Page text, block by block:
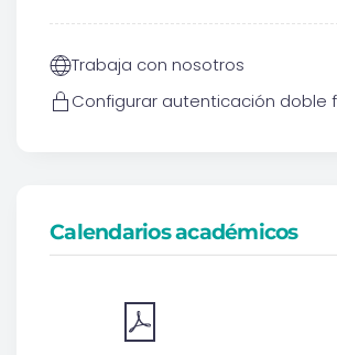
Trabaja con nosotros
Configurar autenticación doble
Calendarios académicos